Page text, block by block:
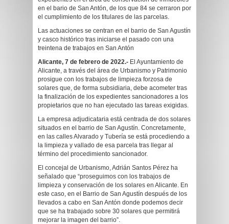
en el bario de San Antón, de los que 84 se cerraron por
el cumplimiento de los titulares de las parcelas.
Las actuaciones se centran en el barrio de San Agustín
y casco histórico tras iniciarse el pasado con una
treintena de trabajos en San Antón
Alicante, 7 de febrero de 2022.- El Ayuntamiento de
Alicante, a través del área de Urbanismo y Patrimonio
prosigue con los trabajos de limpieza forzosa de
solares que, de forma subsidiaria, debe acometer tras
la finalización de los expedientes sancionadores a los
propietarios que no han ejecutado las tareas exigidas.
La empresa adjudicataria está centrada de dos solares
situados en el barrio de San Agustín. Concretamente,
en las calles Alvarado y Tubería se está procediendo a
la limpieza y vallado de esa parcela tras llegar al
término del procedimiento sancionador.
El concejal de Urbanismo, Adrián Santos Pérez ha
señalado que “proseguimos con los trabajos de
limpieza y conservación de los solares en Alicante. En
este caso, en el Barrio de San Agustín después de los
llevados a cabo en San Antón donde podemos decir
que se ha trabajado sobre 30 solares que permitirá
mejorar la imagen del barrio”.